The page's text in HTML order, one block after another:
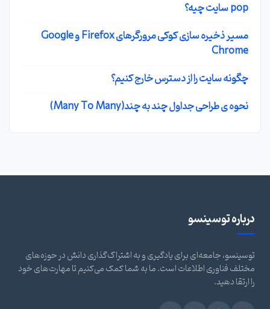
pop سایت چیه؟
مسیر ذخیره سازی کوکی مرورگرهای Firefox و Google
Chrome
چگونه سایت را از دسترس خارج کنیم؟
نحوه ی طراحی جداول چند به چند(Many To Many)
درباره توسینسو
توسینسو، جامعه‌ای برای یادگیری و به اشتراک‌گذاری دانش در حوزه‌های
مختلف فناوری اطلاعات است. ما به شما کمک می‌کنیم تا مهارت‌های خود
را ارتقا دهید.